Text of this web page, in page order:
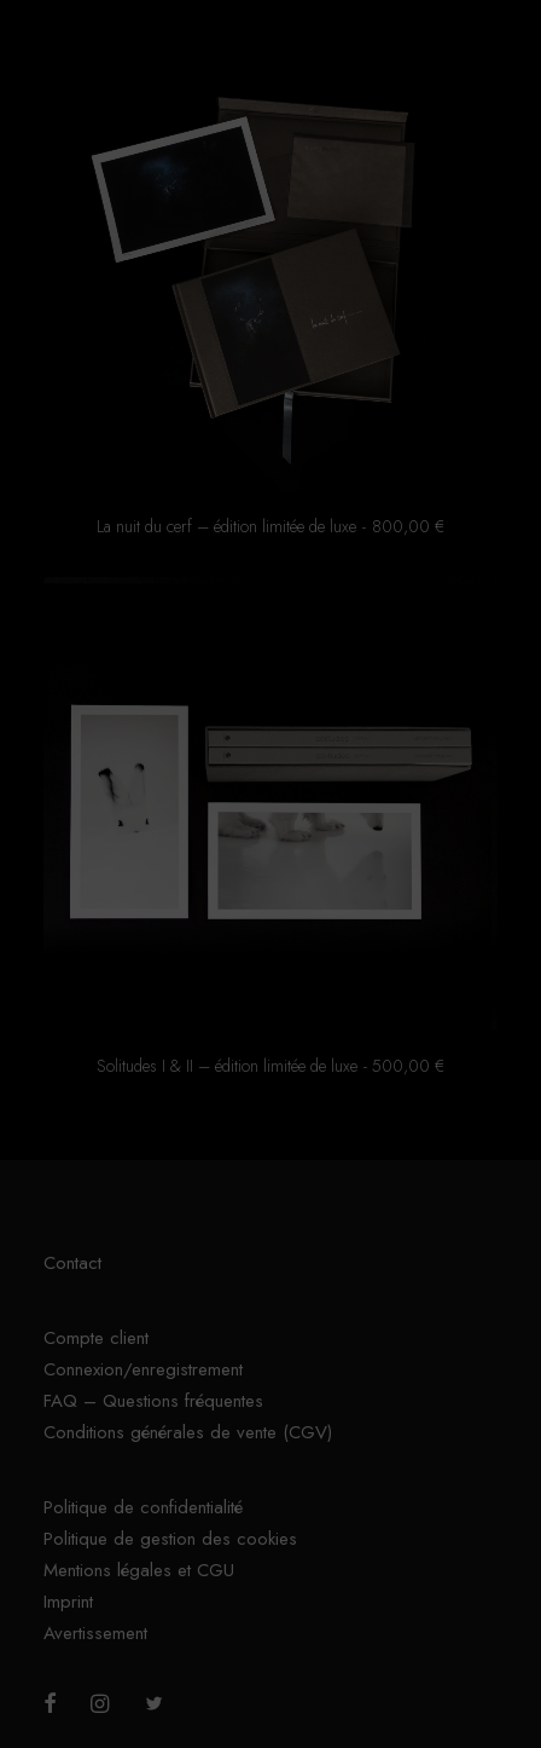
La nuit du cerf – édition limitée de luxe 800,00 €
Solitudes I & II – édition limitée de luxe 500,00€
Contact
Compte client
Connexion/enregistrement
FAQ – Questions fréquentes
Conditions générales de vente (CGV)
Politique de confidentialité
Politique de gestion des cookies
Mentions légales et CGU
Imprint
Avertissement